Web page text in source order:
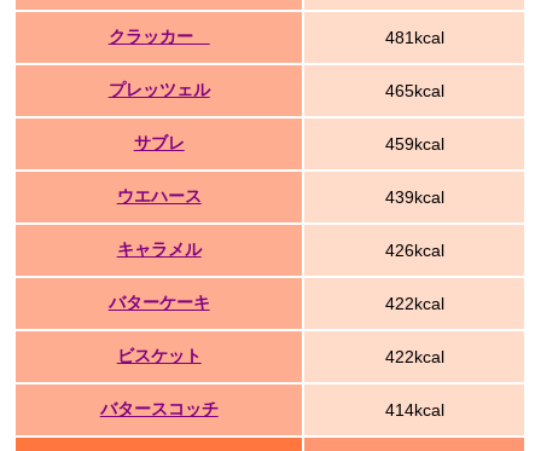
クラッカー 481kcal
プレッツェル 465kcal
サブレ 459kcal
ウエハース 439kcal
キャラメル 426kcal
バターケーキ 422kcal
ビスケット 422kcal
バタースコッチ 414kcal